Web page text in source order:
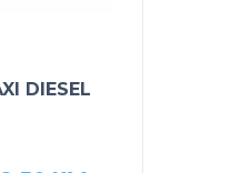
DIESEL